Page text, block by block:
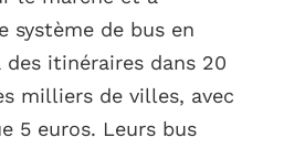
système de bus en
des itinéraires dans 20
milliers de villes, avec
5 euros. Leurs bus